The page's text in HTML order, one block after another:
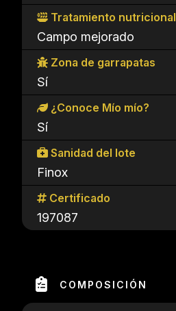
Tratamiento nutricional
Campo mejorado
Zona de garrapatas
Sí
¿Conoce Mío mío?
Sí
Sanidad del lote
Finox
Certificado
197087
COMPOSICIÓN